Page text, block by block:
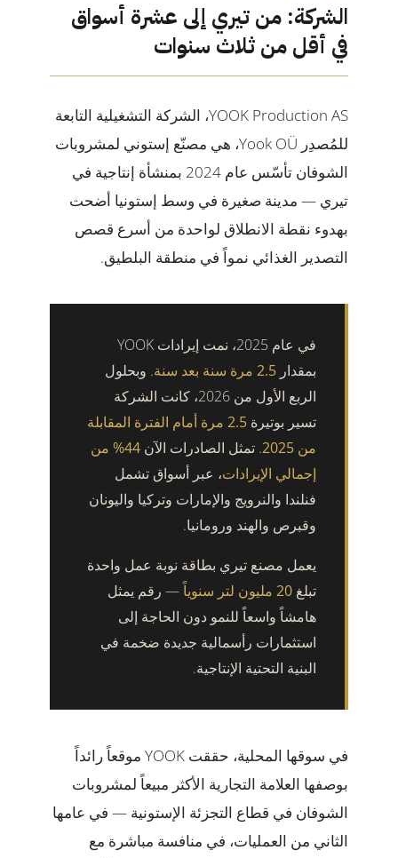
الشركة: من تيري إلى عشرة أسواق
في أقل من ثلاث سنوات
YOOK Production AS، الشركة التشغيلية التابعة
للمُصدِر Yook OÜ، هي مصنّع إستوني لمشروبات
الشوفان تأسّس عام 2024 بمنشأة إنتاجية في
تيري — مدينة صغيرة في وسط إستونيا أضحت
بهدوء نقطة الانطلاق لواحدة من أسرع قصص
التصدير الغذائي نمواً في منطقة البلطيق.
في عام 2025، نمت إيرادات YOOK
بمقدار2.5 مرة سنة بعد سنة
. وبحلول
الربع الأول من 2026، كانت الشركة
تسير بوتيرة
2.5 مرة أمام الفترة المقابلة
من 2025
. تمثل الصادرات الآن
44% من
إجمالي الإيرادات، عبر أسواق تشمل
فنلندا والنرويج والإمارات وتركيا واليونان
وقبرص والهند ورومانيا.
يعمل مصنع تيري بطاقة نوبة عمل واحدة
تبلغ20 مليون لتر سنوياً
— رقم يمثل
هامشاً واسعاً للنمو دون الحاجة إلى
استثمارات رأسمالية جديدة ضخمة في
البنية التحتية الإنتاجية.
في سوقها المحلية، حققت YOOK موقعاً رائداً
بوصفها العلامة التجارية الأكثر مبيعاً لمشروبات
الشوفان في قطاع التجزئة الإستونية — في عامها
الثاني من العمليات، في منافسة مباشرة مع